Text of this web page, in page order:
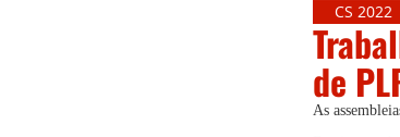
CS 2022
de
As